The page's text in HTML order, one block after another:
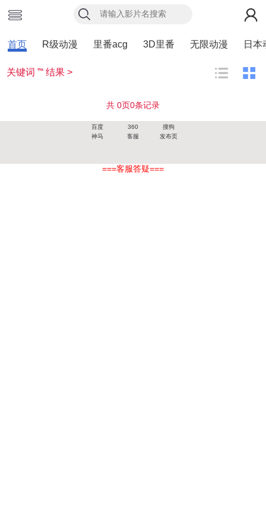
首页 R级动漫 里番acg 3D里番 无限动漫 日本
关键词 ”“ 结果 >
共 0页0条记录
百度 360
搜狗
神马
客服 发布页
===客服答疑===